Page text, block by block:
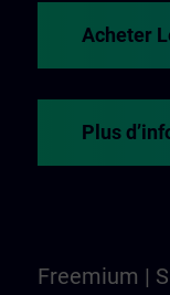
Acheter
Plus
Freemium |